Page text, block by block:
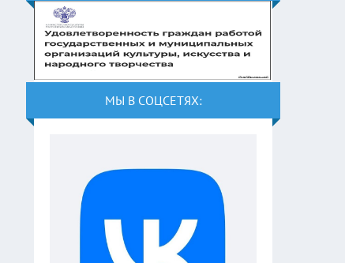
МЫ В СОЦСЕТЯХ: